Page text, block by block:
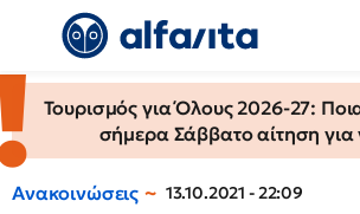
Τουρισμός για Όλους 2026-27:
σήμερα Σάββατο αίτηση
Ανακοινώσεις 13.10.2021 - 22:09